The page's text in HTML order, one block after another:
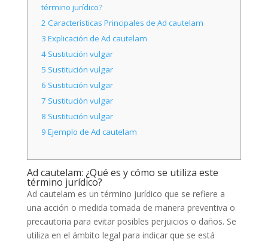
término jurídico?
2 Características Principales de Ad cautelam
3 Explicación de Ad cautelam
4 Sustitución vulgar
5 Sustitución vulgar
6 Sustitución vulgar
7 Sustitución vulgar
8 Sustitución vulgar
9 Ejemplo de Ad cautelam
Ad cautelam: ¿Qué es y cómo se utiliza este
término jurídico?
Ad cautelam es un término jurídico que se refiere a
una acción o medida tomada de manera preventiva o
precautoria para evitar posibles perjuicios o daños. Se
utiliza en el ámbito legal para indicar que se está